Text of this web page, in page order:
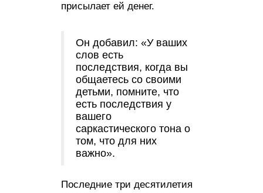
присылает ей денег.
Он добавил: «У ваших
слов есть
последствия, когда вы
общаетесь со своими
детьми, помните, что
есть последствия у
вашего
саркастического тона о
том, что для них
важно».
Последние три десятилетия